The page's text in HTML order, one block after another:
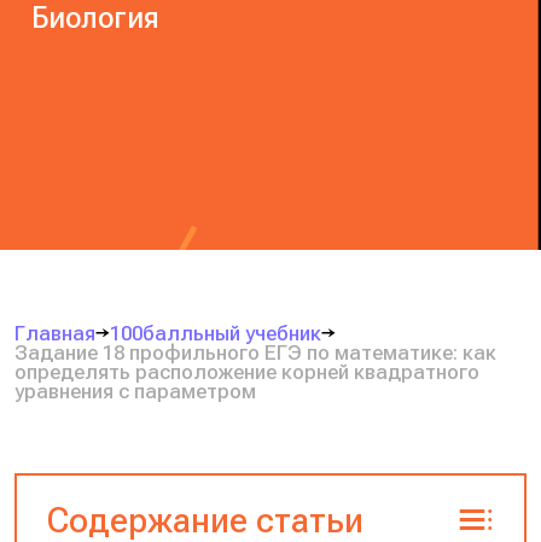
Биология
Главная
100балльный учебник
Задание 18 профильного ЕГЭ по математике: как
определять расположение корней квадратного
уравнения с параметром
Содержание статьи